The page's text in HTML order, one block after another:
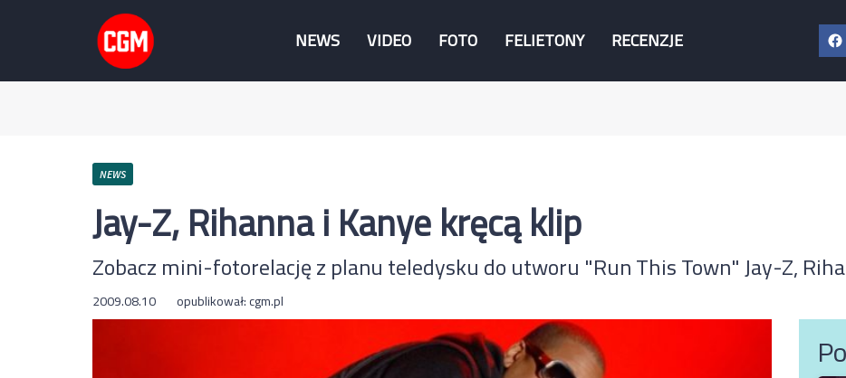
NEWS VIDEO FOTO FELIETONY RECENZJE
NEWS
Jay-Z, Rihanna i Kanye kręcą klip
Zobacz mini-fotorelację z planu teledysku do utworu "Run This Town" Jay-Z,
2009.08.10 opublikował:cgm.pl